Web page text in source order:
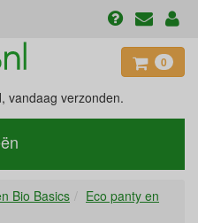
0
vandaag verzonden.
Bio Basics
Eco panty en